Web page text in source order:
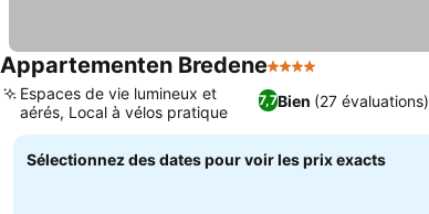
Appartementen Bredene4 Étoiles
7,7Bien (27 évaluations)
Espaces de vie lumineux et
aérés, Local à vélos pratique
Sélectionnez des dates pour voir les prix exacts